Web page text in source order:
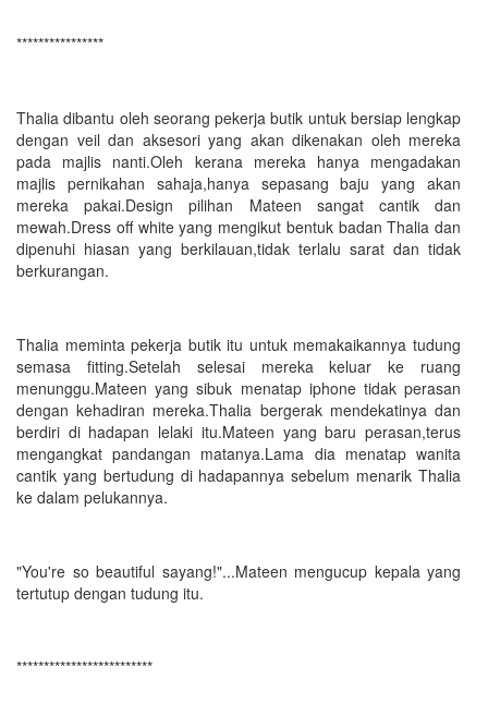
****************
Thalia dibantu oleh seorang pekerja butik untuk bersiap lengkap
dengan veil dan aksesori yang akan dikenakan oleh mereka
pada majlis nanti.Oleh kerana mereka hanya mengadakan
majlis pernikahan sahaja,hanya sepasang baju yang akan
mereka pakai.Design pilihan Mateen sangat cantik dan
mewah.Dress off white yang mengikut bentuk badan Thalia dan
dipenuhi hiasan yang berkilauan,tidak terlalu sarat dan tidak
berkurangan.
Thalia meminta pekerja butik itu untuk memakaikannya tudung
semasa fitting.Setelah selesai mereka keluar ke ruang
menunggu.Mateen yang sibuk menatap iphone tidak perasan
dengan kehadiran mereka.Thalia bergerak mendekatinya dan
berdiri di hadapan lelaki itu.Mateen yang baru perasan,terus
mengangkat pandangan matanya.Lama dia menatap wanita
cantik yang bertudung di hadapannya sebelum menarik Thalia
ke dalam pelukannya.
"You're so beautiful sayang!"...Mateen mengucup kepala yang
tertutup dengan tudung itu.
*************************